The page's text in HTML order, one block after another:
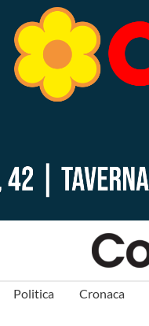
Politica Cronaca